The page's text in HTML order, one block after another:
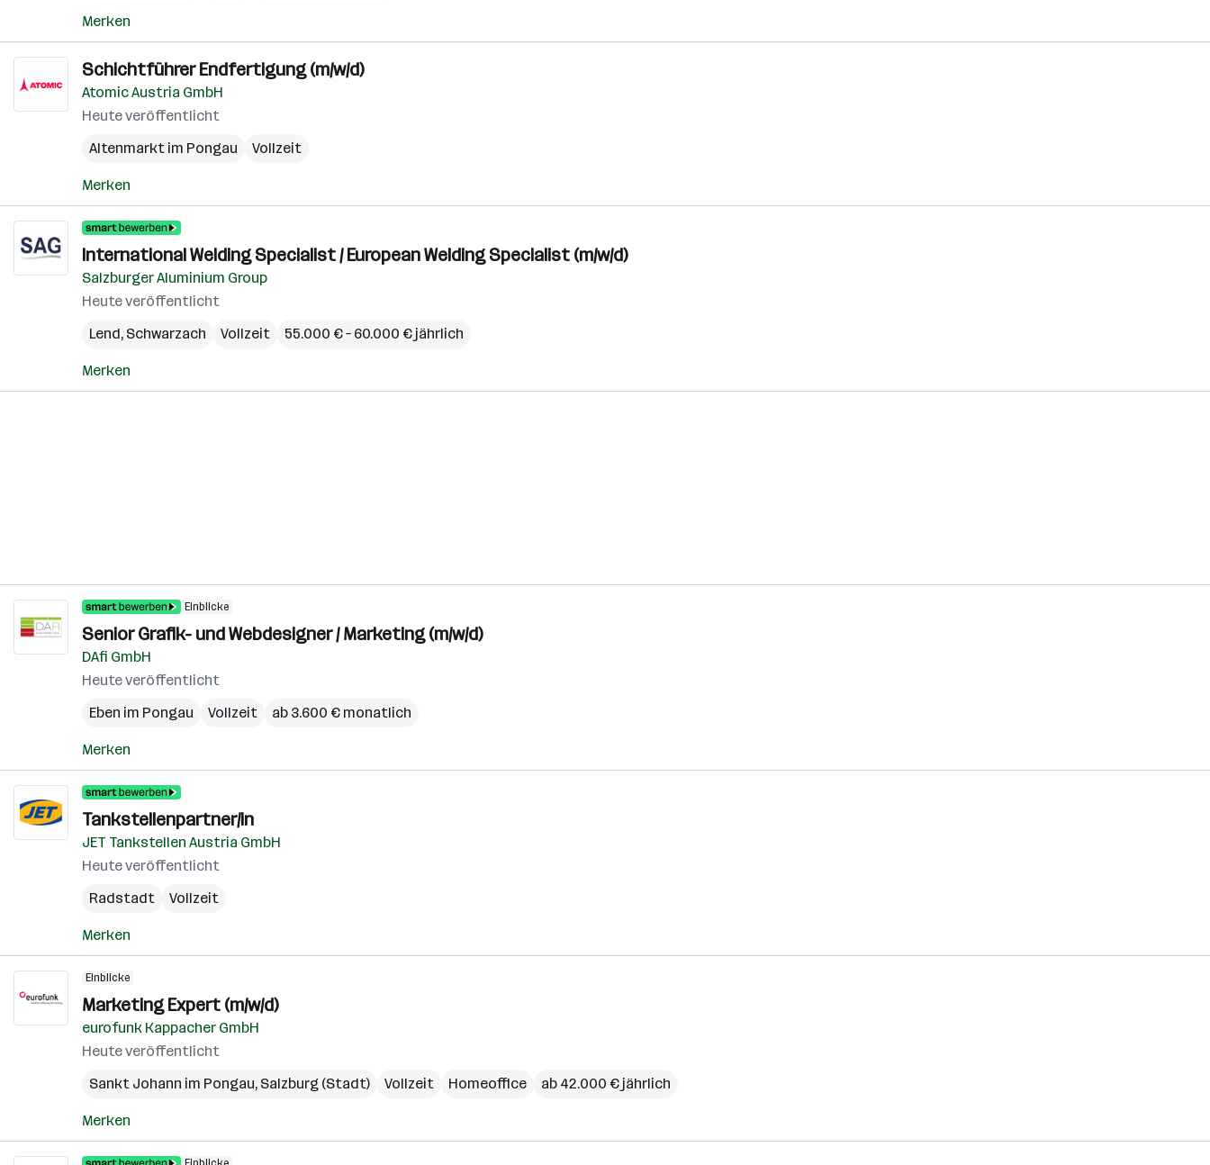
Merken
Schichtführer Endfertigung (m/w/d)
Atomic Austria GmbH
Heute veröffentlicht
Altenmarkt im Pongau
Vollzeit
Merken
International Welding Specialist / European Welding Specialist (m/w/d)
Salzburger Aluminium Group
Heute veröffentlicht
Lend, Schwarzach Vollzeit 55.000 € – 60.000 € jährlich
Merken
Einblicke
Senior Grafik- und Webdesigner / Marketing (m/w/d)
DAfi GmbH
Heute veröffentlicht
Eben im Pongau
Vollzeit ab 3.600 € monatlich
Merken
Tankstellenpartner/in
JET Tankstellen Austria GmbH
Heute veröffentlicht
Radstadt
Vollzeit
Merken
Einblicke
Marketing Expert (m/w/d)
eurofunk Kappacher GmbH
Heute veröffentlicht
Sankt Johann im Pongau, Salzburg (Stadt) Vollzeit Homeoffice ab 42.000 € jährlich
Merken